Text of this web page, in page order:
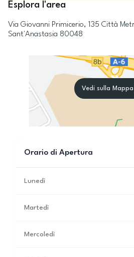
Esplora l'area
Via Giovanni Primicerio, 135 Città
Sant'Anastasia 80048
Vedi sulla Mappa
Orario di Apertura
Lunedì
Martedì
Mercoledì